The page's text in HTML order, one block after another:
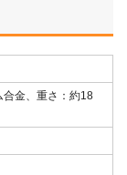
合金、重さ：約18